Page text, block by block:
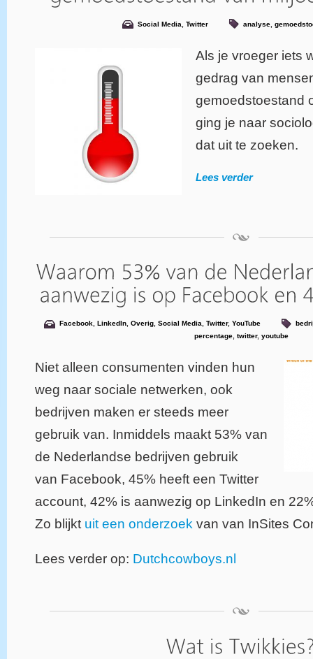
Social Media Twitter analyse
Als je vroeger iets
gedrag van
gemoedstoestand
ging je naar
dat uit te zoeken.
Lees verder
Facebook, LinkedIn, Overig, Social Media, Twitter, YouTube
percentage, twitter, youtube
Niet alleen consumenten vinden hun
weg naar sociale netwerken, ook
bedrijven maken er steeds meer
gebruik van. Inmiddels maakt 53% van
de Nederlandse bedrijven gebruik
van Facebook, 45% heeft een Twitter
account, 42% is aanwezig op LinkedIn en
Zo blijkt uit een onderzoek van van InSites
Lees verder op: Dutchcowboys.nl